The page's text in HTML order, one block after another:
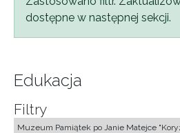
dostępne w następnej sekcji.
Edukacja
Filtry
Muzeum Pamiątek po Janie Matejce